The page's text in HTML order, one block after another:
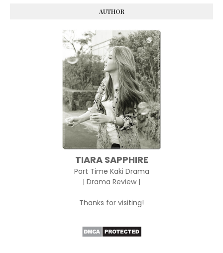
AUTHOR
TIARA SAPPHIRE
Part Time Kaki Drama
| Drama Review |
Thanks for visiting!